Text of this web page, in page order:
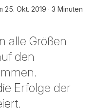
25. Okt. 2019
3 Minuten
alle Größen
den
Erfolge der